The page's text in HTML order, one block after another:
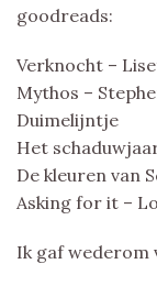
goodreads:
Verknocht –
Mythos –
Duimelijntje
Het
De kleuren van
Asking for it –
Ik gaf wederom